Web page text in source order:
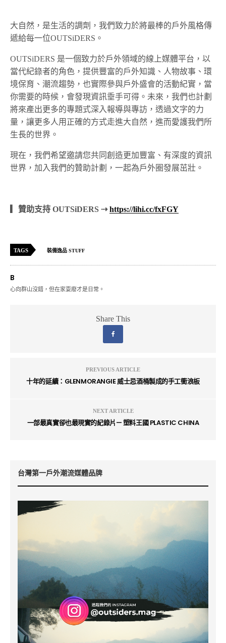
大自然，是生活的調劑，我們致力於將最棒的戶外風格傳
遞給每一位OUTSiDERS。
OUTSiDERS 是一個致力於戶外領域的線上媒體平台，以
當代紀錄者的角色，提供豐富的戶外知識、人物故事、環
境保育、潮流趨勢，也實際參與戶外盛會的活動紀實，當
你需要的時候，會發現資訊垂手可得。未來，我們也計劃
將來產出更多的專題式深入報導與專訪，透過文字的力
量，讓更多人用正確的方式走進大自然，進而愛護我們所
生長的世界。
現在，我們希望邀請您共同創造更加豐富、有深度的資訊
世界，加入我們的贊助計劃，一起為戶外圈發展茁壯。
▎贊助支持 OUTSiDERS ⇢https://lihi.cc/fxFGY
TAGS 裝備逸品 STUFF
B
心向群山沒錯，但在家耍廢才是日常。
Share This
PREVIOUS ARTICLE
十年的延續：GLENMORANGIE 威士忌酒桶製成的手工衝浪板
NEXT ARTICLE
一部最真實卻也最現實的紀錄片— 塑料王國 PLASTIC CHINA
台灣第一戶外潮流媒體品牌